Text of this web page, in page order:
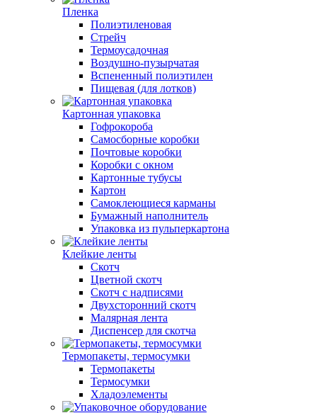
Пленка
Полиэтиленовая
Стрейч
Термоусадочная
Воздушно-пузырчатая
Вспененный полиэтилен
Пищевая (для лотков)
Картонная упаковка
Гофрокороба
Самосборные коробки
Почтовые коробки
Коробки с окном
Картонные тубусы
Картон
Самоклеющиеся карманы
Бумажный наполнитель
Упаковка из пульперкартона
Клейкие ленты
Скотч
Цветной скотч
Скотч с надписями
Двухсторонний скотч
Малярная лента
Диспенсер для скотча
Термопакеты, термосумки
Термопакеты
Термосумки
Хладоэлементы